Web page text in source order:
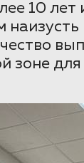
10 лет
зоне